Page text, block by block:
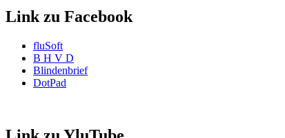
Link zu Facebook
fluSoft
B H V D
Blindenbrief
DotPad